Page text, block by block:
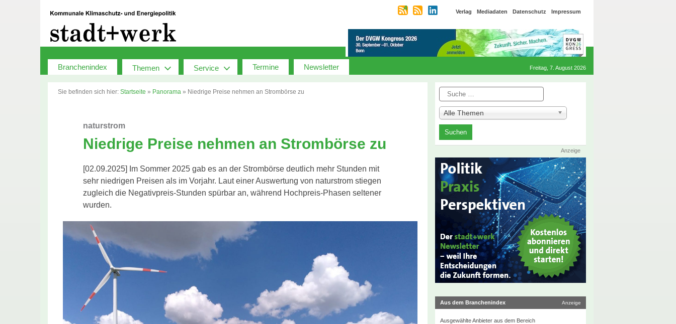
Verlag Mediadaten Datenschutz Impressum
Branchenindex Themen Service Termine Newsletter Freitag, 7. August 2026
Sie befinden sich hier: Startseite » Panorama » Niedrige Preise nehmen an Strombörse zu
naturstrom
Niedrige Preise nehmen an Strombörse zu
[02.09.2025] Im Sommer 2025 gab es an der Strombörse deutlich mehr Stunden mit
sehr niedrigen Preisen als im Vorjahr. Laut einer Auswertung von naturstrom stiegen
zugleich die Negativpreis-Stunden spürbar an, während Hochpreis-Phasen seltener
wurden.
Suche
Alle Themen
Anzeige
Aus dem Branchenindex Anzeige
Ausgewählte Anbieter aus dem Bereich